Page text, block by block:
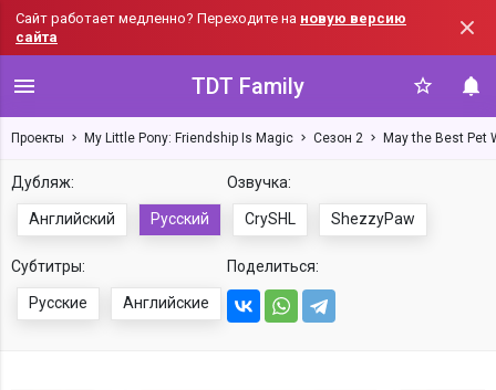
Сайт работает медленно? Переходите на новую версию
сайта
TDT Family
Проекты My Little Pony: Friendship Is Magic Сезон 2 May the Best Pet
Дубляж:
Английский Русский
Озвучка:
CrySHL ShezzyPaw
Субтитры:
Русские Английские
Поделиться: